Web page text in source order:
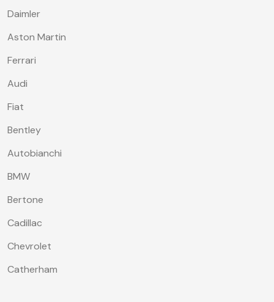
Daimler
Aston Martin
Ferrari
Audi
Fiat
Bentley
Autobianchi
BMW
Bertone
Cadillac
Chevrolet
Catherham